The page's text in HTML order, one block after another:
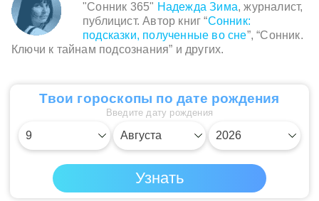
"Сонник 365" Надежда Зима, журналист,
публицист. Автор книг “Сонник:
подсказки, полученные во сне”, “Сонник.
Ключи к тайнам подсознания” и других.
Твои гороскопы по дате рождения
Введите дату рождения